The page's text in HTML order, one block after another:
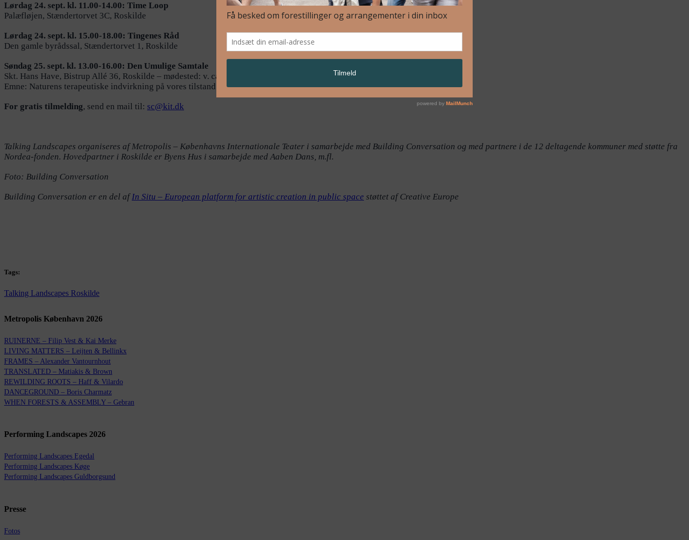
Lørdag 24. sept. kl. 11.00-14.00: Time Loop
Palæfløjen, Stændertorvet 3C, Roskilde
Lørdag 24. sept. kl. 15.00-18.00: Tingenes Råd
Den gamle byrådssal, Stændertorvet 1, Roskilde
Søndag 25. sept. kl. 13.00-16.00: Den Umulige Samtale
Skt. Hans Have, Bistrup Allé 36, Roskilde – mødested: v. caféen
Emne: Naturens terapeutiske indvirkning på vores tilstand
For gratis tilmelding, send en mail til: sc@kit.dk
Talking Landscapes organiseres af Metropolis – Københavns Internationale Teater i samarbejde med Building Conversation og med partnere i de 12 deltagende kommuner med støtte fra
Nordea-fonden. Hovedpartner i Roskilde er Byens Hus i samarbejde med Aaben Dans, m.fl.
Foto: Building Conversation
Building Conversation er en del afIn Situ – European platform for artistic creation in public space støttet af Creative Europe
Tags:
Talking Landscapes Roskilde
Metropolis København 2026
RUINERNE – Filip Vest & Kai Merke
LIVING MATTERS – Leijten & Bellinkx
FRAMES – Alexander Vantournhout
TRANSLATED – Matiakis & Brown
REWILDING ROOTS – Haff & Vilardo
DANCEGROUND – Boris Charmatz
WHEN FORESTS & ASSEMBLY – Gebran
Performing Landscapes 2026
Performing Landscapes Egedal
Performing Landscapes Køge
Performing Landscapes Guldborgsund
Presse
Fotos